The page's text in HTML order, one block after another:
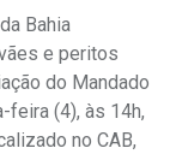
Bahia
e peritos
do Mandado
feira (4), às 14h,
no CAB,